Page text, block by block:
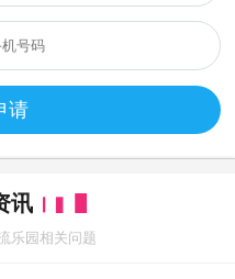
请
讯
乐园相关问题